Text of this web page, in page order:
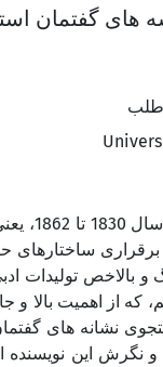
های گفتمان
طلب
ساختارهای
و بالاخص تولیدات
که از اهمیت بالا
نشانه های
و نگرش این نویسنده